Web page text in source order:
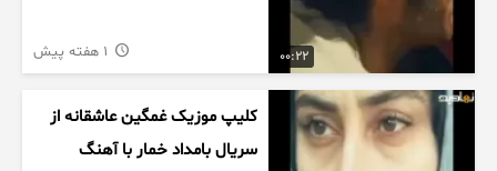
00:22
کلیپ موزیک غمگین عاشقانه از
سریال بامداد خمار با آهنگ